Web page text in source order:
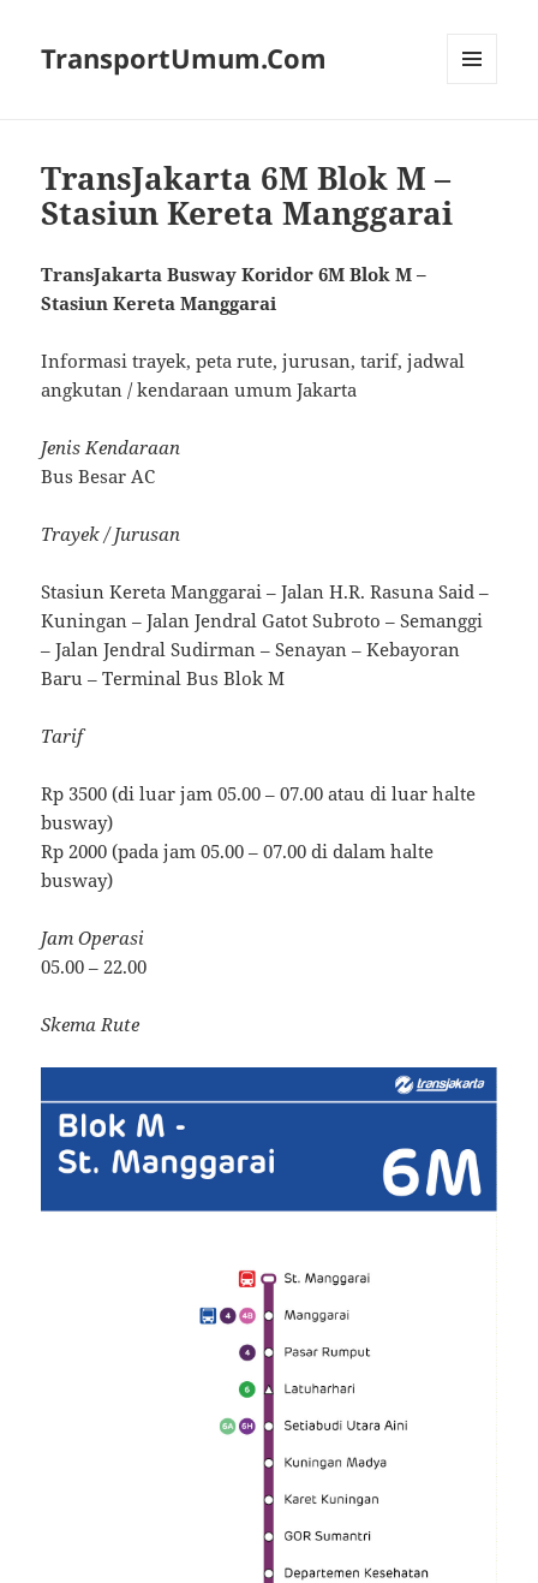
TransportUmum.Com
TransJakarta 6M Blok M –
Stasiun Kereta Manggarai
TransJakarta Busway Koridor 6M Blok M –
Stasiun Kereta Manggarai
Informasi trayek, peta rute, jurusan, tarif, jadwal
angkutan / kendaraan umum Jakarta
Jenis Kendaraan
Bus Besar AC
Trayek / Jurusan
Stasiun Kereta Manggarai – Jalan H.R. Rasuna Said –
Kuningan – Jalan Jendral Gatot Subroto – Semanggi
– Jalan Jendral Sudirman – Senayan – Kebayoran
Baru – Terminal Bus Blok M
Tarif
Rp 3500 (di luar jam 05.00 – 07.00 atau di luar halte
busway)
Rp 2000 (pada jam 05.00 – 07.00 di dalam halte
busway)
Jam Operasi
05.00 – 22.00
Skema Rute